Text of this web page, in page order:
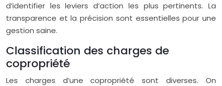
d’identifier les leviers d’action les plus pertinents. La
transparence et la précision sont essentielles pour une
gestion saine.
Classification des charges de
copropriété
Les charges d’une copropriété sont diverses. On